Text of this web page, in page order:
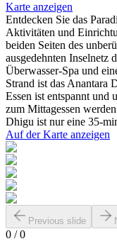
Karte anzeigen
Entdecken Sie das
Aktivitäten und
beiden Seiten des
ausgedehnten Inselnetz
Überwasser-Spa und
Strand ist das Anantara
Essen ist entspannt
zum Mittagessen
Dhigu ist nur eine 35-
Auf der Karte anzeigen
Previous slide
0 /0